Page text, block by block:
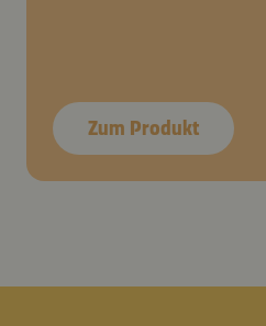
Zum Produkt